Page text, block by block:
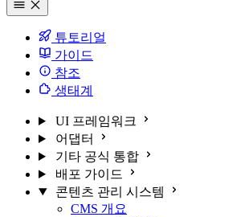
튜토리얼
가이드
참조
생태계
UI 프레임워크
어댑터
기타 공식 통합
배포 가이드
콘텐츠 관리 시스템
CMS 개요